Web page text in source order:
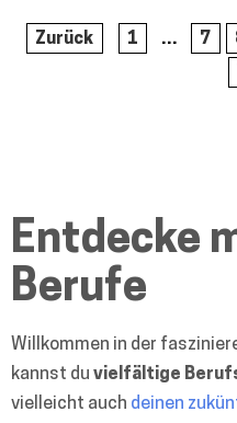
Zurück 1 … 7
Entdecke
Berufe
Willkommen in der
kannst du vielfältige
vielleicht auch deinen